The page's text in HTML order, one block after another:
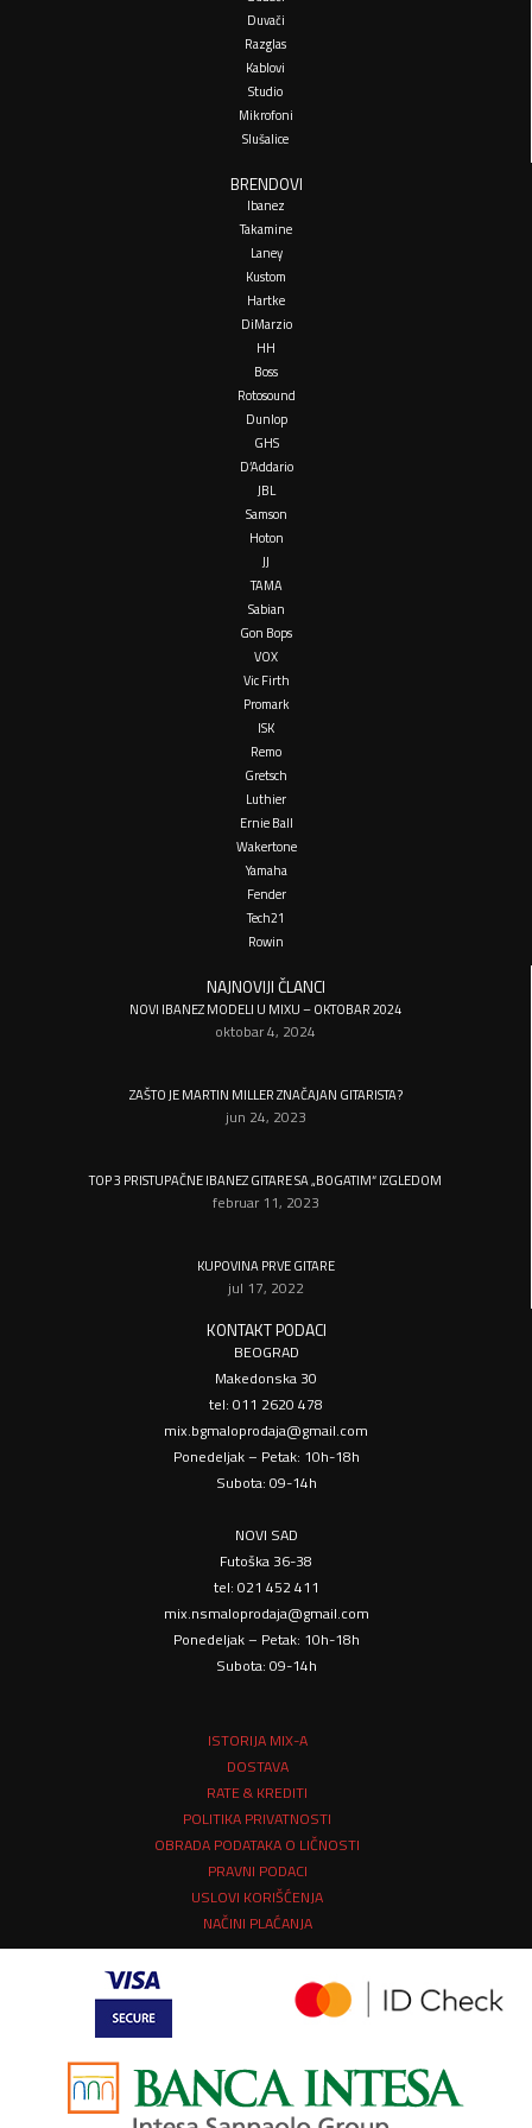
Duvači
Razglas
Kablovi
Studio
Mikrofoni
Slušalice
BRENDOVI
Ibanez
Takamine
Laney
Kustom
Hartke
DiMarzio
HH
Boss
Rotosound
Dunlop
GHS
D’Addario
JBL
Samson
Hoton
JJ
TAMA
Sabian
Gon Bops
VOX
Vic Firth
Promark
ISK
Remo
Gretsch
Luthier
Ernie Ball
Wakertone
Yamaha
Fender
Tech21
Rowin
NAJNOVIJI ČLANCI
NOVI IBANEZ MODELI U MIXU – OKTOBAR 2024
oktobar 4, 2024
ZAŠTO JE MARTIN MILLER ZNAČAJAN GITARISTA?
jun 24, 2023
TOP 3 PRISTUPAČNE IBANEZ GITARE SA „BOGATIM“ IZGLEDOM
februar 11, 2023
KUPOVINA PRVE GITARE
jul 17, 2022
KONTAKT PODACI
BEOGRAD
Makedonska 30
tel: 011 2620 478
mix.bgmaloprodaja@gmail.com
Ponedeljak – Petak: 10h-18h
Subota: 09-14h
NOVI SAD
Futoška 36-38
tel: 021 452 411
mix.nsmaloprodaja@gmail.com
Ponedeljak – Petak: 10h-18h
Subota: 09-14h
ISTORIJA MIX-A
DOSTAVA
RATE & KREDITI
POLITIKA PRIVATNOSTI
OBRADA PODATAKA O LIČNOSTI
PRAVNI PODACI
USLOVI KORIŠĆENJA
NAČINI PLAĆANJA